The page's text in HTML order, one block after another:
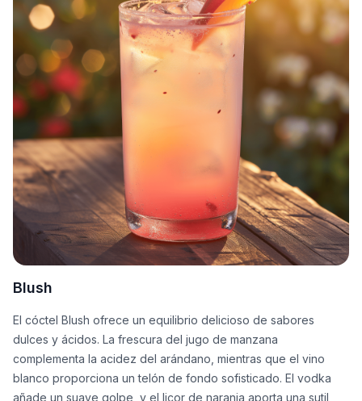
Blush
El cóctel Blush ofrece un equilibrio delicioso de sabores
dulces y ácidos. La frescura del jugo de manzana
complementa la acidez del arándano, mientras que el vino
blanco proporciona un telón de fondo sofisticado. El vodka
añade un suave golpe, y el licor de naranja aporta una sutil